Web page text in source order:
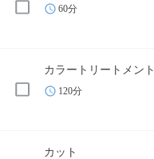
60分
カラートリートメント
120分
カット